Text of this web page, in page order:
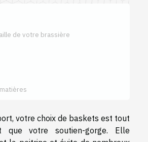
de votre brassière
votre choix de baskets est tout
que votre soutien-gorge. Elle